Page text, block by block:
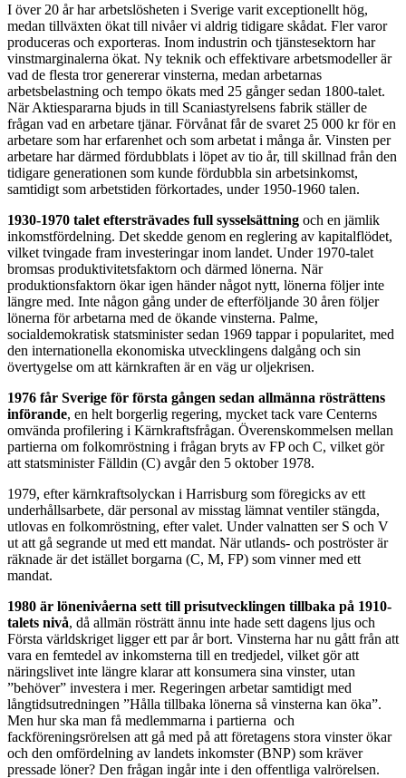
I över 20 år har arbetslösheten i Sverige varit exceptionellt hög,
medan tillväxten ökat till nivåer vi aldrig tidigare skådat. Fler varor
produceras och exporteras. Inom industrin och tjänstesektorn har
vinstmarginalerna ökat. Ny teknik och effektivare arbetsmodeller är
vad de flesta tror genererar vinsterna, medan arbetarnas
arbetsbelastning och tempo ökats med 25 gånger sedan 1800-talet.
När Aktiespararna bjuds in till Scaniastyrelsens fabrik ställer de
frågan vad en arbetare tjänar. Förvånat får de svaret 25 000 kr för en
arbetare som har erfarenhet och som arbetat i många år. Vinsten per
arbetare har därmed fördubblats i löpet av tio år, till skillnad från den
tidigare generationen som kunde fördubbla sin arbetsinkomst,
samtidigt som arbetstiden förkortades, under 1950-1960 talen.
1930-1970 talet eftersträvades full sysselsättning och en jämlik
inkomstfördelning. Det skedde genom en reglering av kapitalflödet,
vilket tvingade fram investeringar inom landet. Under 1970-talet
bromsas produktivitetsfaktorn och därmed lönerna. När
produktionsfaktorn ökar igen händer något nytt, lönerna följer inte
längre med. Inte någon gång under de efterföljande 30 åren följer
lönerna för arbetarna med de ökande vinsterna. Palme,
socialdemokratisk statsminister sedan 1969 tappar i popularitet, med
den internationella ekonomiska utvecklingens dalgång och sin
övertygelse om att kärnkraften är en väg ur oljekrisen.
1976 får Sverige för första gången sedan allmänna rösträttens
införande, en helt borgerlig regering, mycket tack vare Centerns
omvända profilering i Kärnkraftsfrågan. Överenskommelsen mellan
partierna om folkomröstning i frågan bryts av FP och C, vilket gör
att statsminister Fälldin (C) avgår den 5 oktober 1978.
1979, efter kärnkraftsolyckan i Harrisburg som föregicks av ett
underhållsarbete, där personal av misstag lämnat ventiler stängda,
utlovas en folkomröstning, efter valet. Under valnatten ser S och V
ut att gå segrande ut med ett mandat. När utlands- och poströster är
räknade är det istället borgarna (C, M, FP) som vinner med ett
mandat.
1980 är lönenivåerna sett till prisutvecklingen tillbaka på 1910-
talets nivå, då allmän rösträtt ännu inte hade sett dagens ljus och
Första världskriget ligger ett par år bort. Vinsterna har nu gått från att
vara en femtedel av inkomsterna till en tredjedel, vilket gör att
näringslivet inte längre klarar att konsumera sina vinster, utan
”behöver” investera i mer. Regeringen arbetar samtidigt med
långtidsutredningen ”Hålla tillbaka lönerna så vinsterna kan öka”.
Men hur ska man få medlemmarna i partierna och
fackföreningsrörelsen att gå med på att företagens stora vinster ökar
och den omfördelning av landets inkomster (BNP) som kräver
pressade löner? Den frågan ingår inte i den offentliga valrörelsen.